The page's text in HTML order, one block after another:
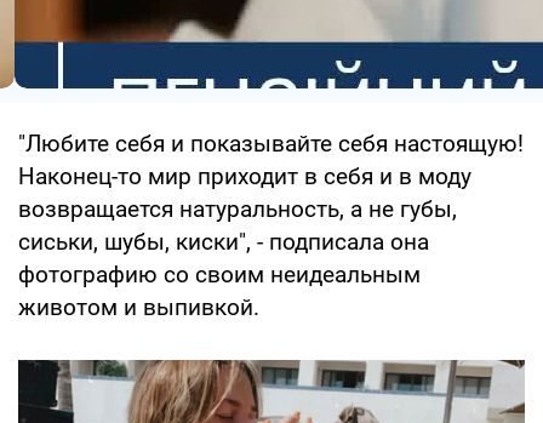
"Любите себя и показывайте себя настоящую!
Наконец-то мир приходит в себя и в моду
возвращается натуральность, а не губы,
сиськи, шубы, киски", - подписала она
фотографию со своим неидеальным
животом и выпивкой.